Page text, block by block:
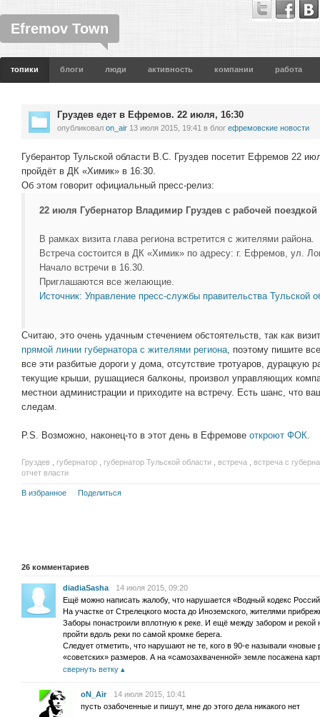
Efremov Town
топики блоги люди активность компании работа
Груздев едет в Ефремов. 22 июля, 16:30
опубликовал on_air 13 июля 2015, 19:41 в блог ефремовские новости
Губерантор Тульской области В.С. Груздев посетит Ефремов 22
пройдёт в ДК «Химик» в 16:30.
Об этом говорит официальный пресс-релиз:
22 июля Губернатор Владимир Груздев с рабочей
В рамках визита глава региона встретится с жителями района.
Встреча состоится в ДК «Химик» по адресу: г. Ефремов, ул.
Начало встречи в 16.30.
Приглашаются все желающие.
Источник: Управление пресс-службы правительства Тульской
Считаю, это очень удачным стечением обстоятельств, так как
прямой линии губернатора с жителями региона, поэтому пишите
все эти разбитые дороги у дома, отсутствие тротуаров, дурацкую
текущие крыши, рушащиеся балконы, произвол управляющих
местнои администрации и приходите на встречу. Есть шанс, что
следам.
P.S. Возможно, наконец-то в этот день в Ефремове откроют ФОК.
Груздев губернатор губернатор Тульской области встреча
встреча с
отчет власти
В избранное Поделиться
26 комментариев
diadiaSasha
14 июля 2015, 09:20
Ещё можно написать жалобу, что нарушается «Водный кодекс
На участке от Стрелецкого моста до Иноземского, жителями
Заборы понастроили вплотную к реке. И ещё между забором и рекой
пройти вдоль реки по самой кромке берега.
Следует отметить, что нарушают не те, кого в 90-е называли
«советских» размеров. А на «самозахваченной» земле посажена
свернуть ветку
oN_Air
14 июля 2015, 10:41
пусть озабоченные и пишут, мне до этого дела никакого нет